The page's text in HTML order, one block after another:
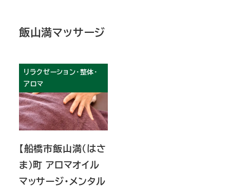
飯山満マッサージ
リラクゼーション・整体・
アロマ
【船橋市飯山満（はさ
ま）町 アロマオイル
マッサージ・メンタル